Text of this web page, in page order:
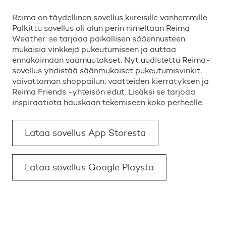
Reima on täydellinen sovellus kiireisille vanhemmille.
Palkittu sovellus oli alun perin nimeltään Reima
Weather: se tarjoaa paikallisen sääennusteen
mukaisia vinkkejä pukeutumiseen ja auttaa
ennakoimaan säämuutokset. Nyt uudistettu Reima-
sovellus yhdistää säänmukaiset pukeutumisvinkit,
vaivattoman shoppailun, vaatteiden kierrätyksen ja
Reima Friends -yhteisön edut. Lisäksi se tarjoaa
inspiraatiota hauskaan tekemiseen koko perheelle.
Lataa sovellus App Storesta
Lataa sovellus Google Playsta